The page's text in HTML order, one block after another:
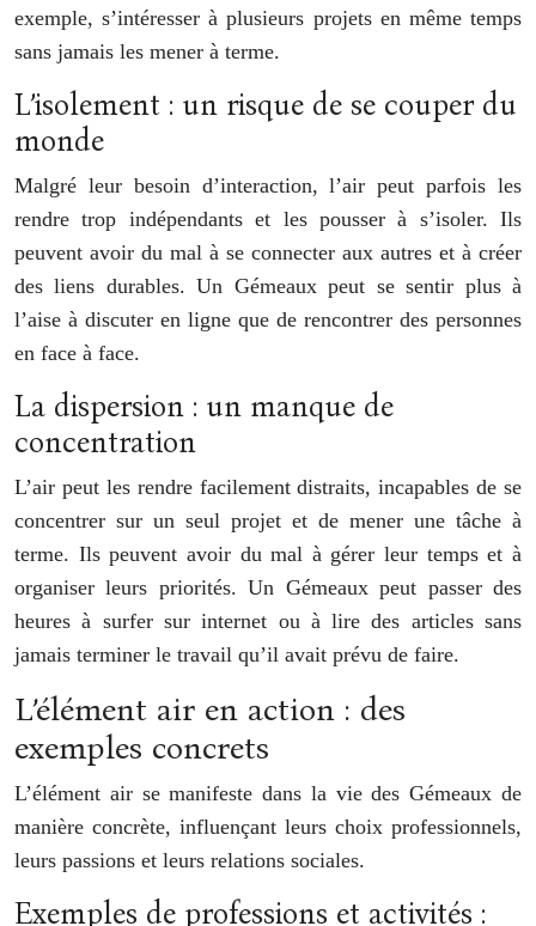
exemple, s’intéresser à plusieurs projets en même temps
sans jamais les mener à terme.
L’isolement : un risque de se couper du
monde
Malgré leur besoin d’interaction, l’air peut parfois les
rendre trop indépendants et les pousser à s’isoler. Ils
peuvent avoir du mal à se connecter aux autres et à créer
des liens durables. Un Gémeaux peut se sentir plus à
l’aise à discuter en ligne que de rencontrer des personnes
en face à face.
La dispersion : un manque de
concentration
L’air peut les rendre facilement distraits, incapables de se
concentrer sur un seul projet et de mener une tâche à
terme. Ils peuvent avoir du mal à gérer leur temps et à
organiser leurs priorités. Un Gémeaux peut passer des
heures à surfer sur internet ou à lire des articles sans
jamais terminer le travail qu’il avait prévu de faire.
L’élément air en action : des
exemples concrets
L’élément air se manifeste dans la vie des Gémeaux de
manière concrète, influençant leurs choix professionnels,
leurs passions et leurs relations sociales.
Exemples de professions et activités :